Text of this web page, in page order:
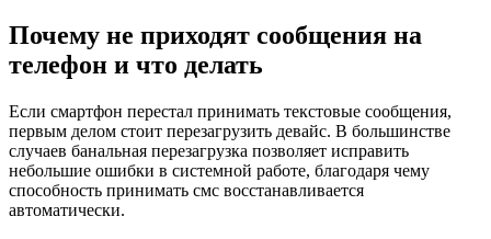
Почему не приходят сообщения на
телефон и что делать
Если смартфон перестал принимать текстовые сообщения,
первым делом стоит перезагрузить девайс. В большинстве
случаев банальная перезагрузка позволяет исправить
небольшие ошибки в системной работе, благодаря чему
способность принимать смс восстанавливается
автоматически.